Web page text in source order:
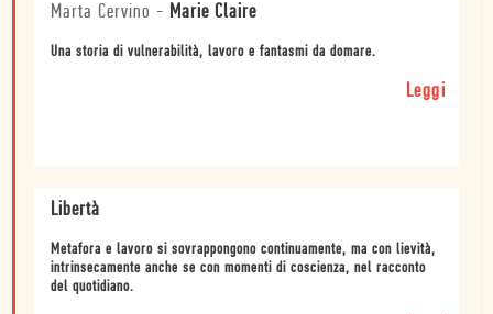
Marta Cervino - Marie Claire
Una storia di vulnerabilità, lavoro e fantasmi da domare.
Leggi
Libertà
Metafora e lavoro si sovrappongono continuamente, ma con lievità,
intrinsecamente anche se con momenti di coscienza, nel racconto
del quotidiano.